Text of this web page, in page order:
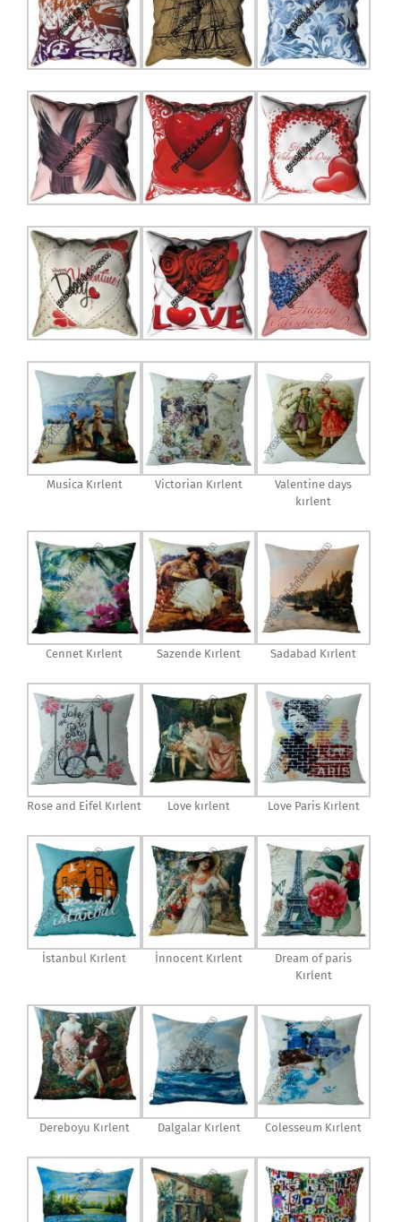
Musica Kırlent Victorian Kırlent
Valentine days
kırlent
Cennet Kırlent Sazende Kırlent Sadabad Kırlent
Rose and Eifel Kırlent Love kırlent Love Paris Kırlent
İstanbul Kırlent İnnocent Kırlent
Dream of paris
Kırlent
Dereboyu Kırlent Dalgalar Kırlent Colesseum Kırlent